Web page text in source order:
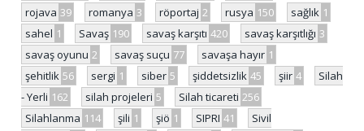
rojava 39 romanya 3 röportaj 2 rusya 150 sağlık 1
sahel 1 Savaş 190 savaş karşıtı 420 savaş karşıtlığı 3
savaş oyunu 2 savaş suçu 77 savaşa hayır 1
şehitlik 56 sergi 1 siber 5 şiddetsizlik 45 şiir 4
Silah
- Yerli 162 silah projeleri 5 Silah ticareti 256
Silahlanma 114 şili 1 şiö 1 SIPRI 41
Sivil